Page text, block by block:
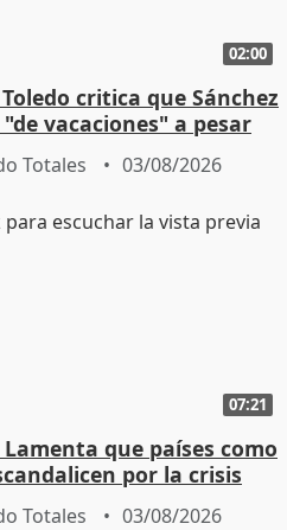
02:00
critica que Sánchez
vacaciones" a pesar
Totales 03/08/2026
07:21
que países como
por la crisis
Totales 03/08/2026